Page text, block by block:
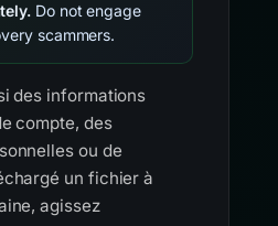
Do not engage
scammers.
des informations
compte, des
ou de
un fichier à
agissez